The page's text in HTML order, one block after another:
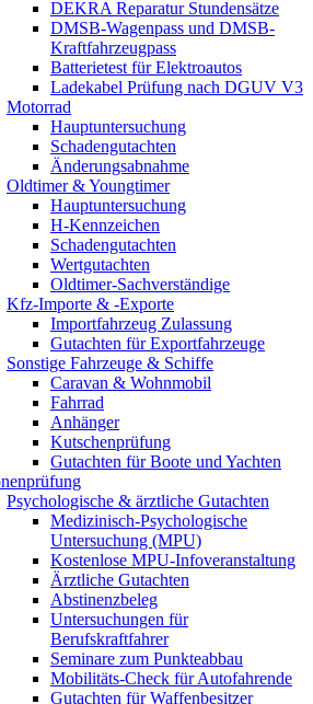
DEKRA Reparatur Stundensätze
DMSB-Wagenpass und DMSB-
Kraftfahrzeugpass
Batterietest für Elektroautos
Ladekabel Prüfung nach DGUV V3
Motorrad
Hauptuntersuchung
Schadengutachten
Änderungsabnahme
Oldtimer & Youngtimer
Hauptuntersuchung
H-Kennzeichen
Schadengutachten
Wertgutachten
Oldtimer-Sachverständige
Kfz-Importe & -Exporte
Importfahrzeug Zulassung
Gutachten für Exportfahrzeuge
Sonstige Fahrzeuge & Schiffe
Caravan & Wohnmobil
Fahrrad
Anhänger
Kutschenprüfung
Gutachten für Boote und Yachten
Psychologische & ärztliche Gutachten
Medizinisch-Psychologische
Untersuchung (MPU)
Kostenlose MPU-Infoveranstaltung
Ärztliche Gutachten
Abstinenzbeleg
Untersuchungen für
Berufskraftfahrer
Seminare zum Punkteabbau
Mobilitäts-Check für Autofahrende
Gutachten für Waffenbesitzer